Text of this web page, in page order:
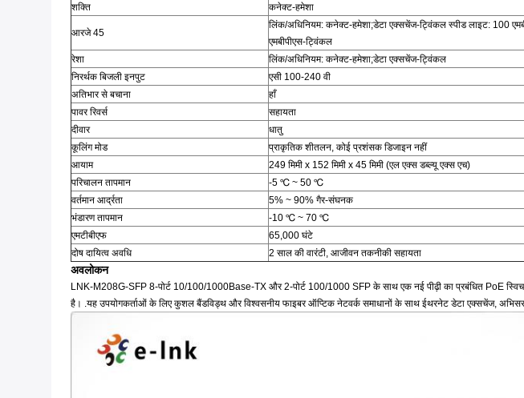
शक्ति
कनेक्ट-हमेशा
आरजे 45
लिंक/अधिनियम: कनेक्ट-हमेशा;डेटा एक्सचेंज-ट्विंकल स्पीड लाइट: 100
एमबीपीएस-ट्विंकल
रेशा
लिंक/अधिनियम: कनेक्ट-हमेशा;डेटा एक्सचेंज-ट्विंकल
निरर्थक बिजली इनपुट
एसी 100-240 वी
अतिभार से बचाना
हाँ
पावर रिवर्स
सहायता
दीवार
धातु
कूलिंग मोड
प्राकृतिक शीतलन, कोई प्रशंसक डिजाइन नहीं
आयाम
249 मिमी x 152 मिमी x 45 मिमी (एल एक्स डब्ल्यू एक्स एच)
परिचालन तापमान
-5 ℃ ~ 50 ℃
वर्तमान आर्द्रता
5% ~ 90% गैर-संघनक
भंडारण तापमान
-10 ℃ ~ 70 ℃
एमटीबीएफ
65,000 घंटे
दोष दायित्व अवधि
2 साल की वारंटी, आजीवन तकनीकी सहायता
अवलोकन
LNK-M208G-SFP 8-पोर्ट 10/100/1000Base-TX और 2-पोर्ट 100/1000 SFP के साथ एक नई पीढ़ी का प्रबंधित PoE स्विच
है। .यह उपयोगकर्ताओं के लिए कुशल बैंडविड्थ और विश्वसनीय फाइबर ऑप्टिक नेटवर्क समाधानों के साथ ईथरनेट डेटा एक्सचेंज,